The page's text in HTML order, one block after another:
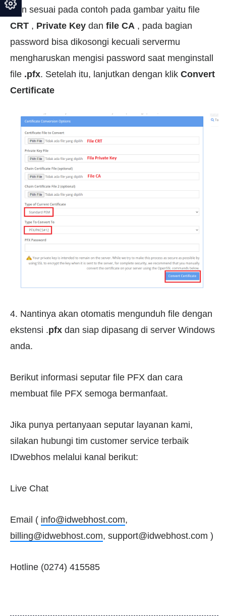
Dan sesuai pada contoh pada gambar yaitu file
CRT , Private Key dan file CA , pada bagian
password bisa dikosongi kecuali servermu
mengharuskan mengisi password saat menginstall
file .pfx. Setelah itu, lanjutkan dengan klik Convert
Certificate
4. Nantinya akan otomatis mengunduh file dengan
ekstensi .pfx dan siap dipasang di server Windows
anda.
Berikut informasi seputar file PFX dan cara
membuat file PFX semoga bermanfaat.
Jika punya pertanyaan seputar layanan kami,
silakan hubungi tim customer service terbaik
IDwebhos melalui kanal berikut:
Live Chat
Email ( info@idwebhost.com,
billing@idwebhost.com, support@idwebhost.com )
Hotline (0274) 415585